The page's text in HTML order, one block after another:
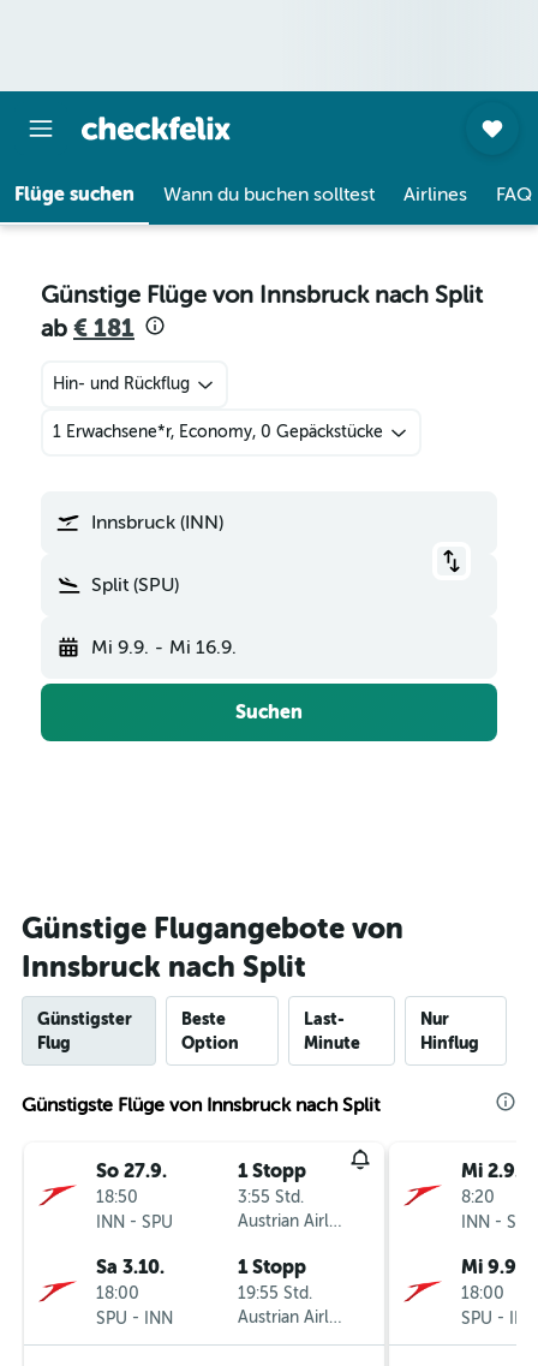
Flüge suchen Wann du buchen solltest Airlines FAQ
Günstige Flüge von Innsbruck nach Split
ab € 181
Hin- und Rückflug
1 Erwachsene*r, Economy, 0 Gepäckstücke
Innsbruck (INN)
Split (SPU)
Mi 9.9. - Mi 16.9.
Suchen
Günstige Flugangebote von
Innsbruck nach Split
Günstigster
Flug
Beste
Option
Last-
Minute
Nur
Hinflug
Günstigste Flüge von Innsbruck nach Split
So 27.9.
18:50
INN - SPU
1 Stopp
3:55 Std.
Austrian Airlines
Sa 3.10.
18:00
SPU - INN
1 Stopp
19:55 Std.
Austrian Airlines
Mi 2.9.
8:20
INN - SPU
Mi 9.9.
18:00
SPU -